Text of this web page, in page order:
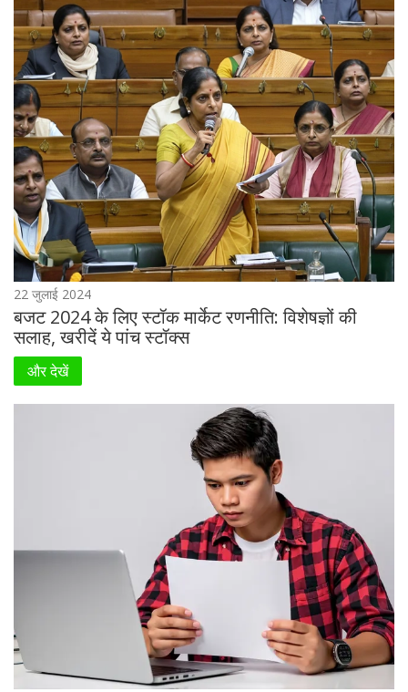
22 जुलाई 2024
बजट 2024 के लिए स्टॉक मार्केट रणनीति: विशेषज्ञों की
सलाह, खरीदें ये पांच स्टॉक्स
और देखें